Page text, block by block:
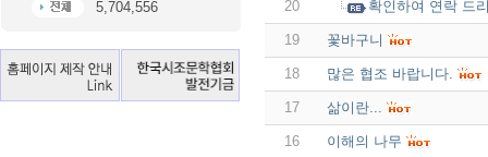
5,704,556
20 확인하여 연락 드
19 꽃바구니
18 많은 협조 바랍니다.
17 삶이란...
16 이해의 나무